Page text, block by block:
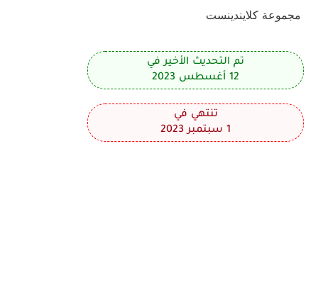
مجموعة كلايندينست
تم التحديث الأخير في
12 أغسطس 2023
تنتهي في
1 سبتمبر 2023